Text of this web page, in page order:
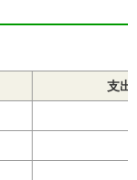
支出